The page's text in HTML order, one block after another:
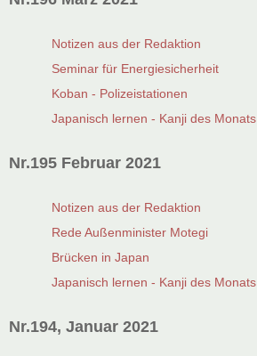
Notizen aus der Redaktion
Seminar für Energiesicherheit
Koban - Polizeistationen
Japanisch lernen - Kanji des Monats
Nr.195 Februar 2021
Notizen aus der Redaktion
Rede Außenminister Motegi
Brücken in Japan
Japanisch lernen - Kanji des Monats
Nr.194, Januar 2021